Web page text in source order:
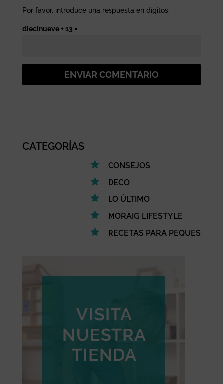
Por favor, introduce una respuesta en dígitos:
diecinueve + 13 =
ENVIAR COMENTARIO
CATEGORÍAS
CONSEJOS
DECO
LO ÚLTIMO
MORAIG LIFESTYLE
RECETAS PARA PEQUES